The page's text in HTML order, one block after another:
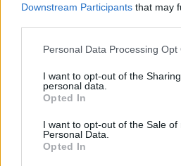
Downstream Participants that may
Personal Data Processing Opt
I want to opt-out of the
personal data.
Opted In
I want to opt-out of the Sale of
Personal Data.
Opted In